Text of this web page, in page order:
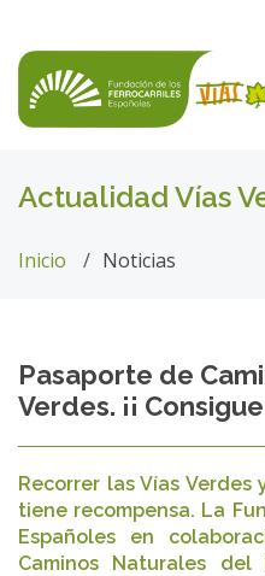
Actualidad Vías
Inicio Noticias
Pasaporte de
Verdes. ¡¡
Recorrer las Vías
tiene recompensa. La
Españoles en
Caminos Naturales